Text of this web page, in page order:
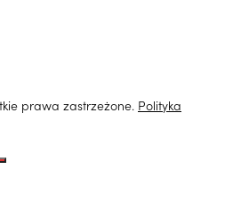
prawa zastrzeżone. Polityka